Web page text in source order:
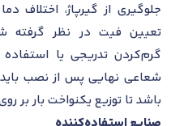
جلوگیری از گیرپاژ، اختلاف
تعیین فیت در نظر گرفته
گرم‌کردن تدریجی یا
شعاعی نهایی پس از نصب
باشد تا توزیع یکنواخت بار بر